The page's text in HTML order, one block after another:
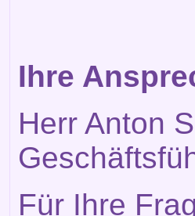
Ihre
Herr Anton
Für Ihre